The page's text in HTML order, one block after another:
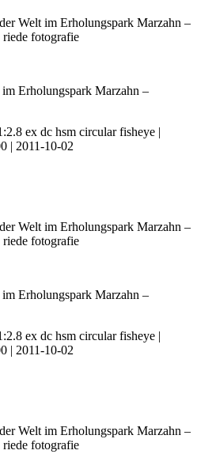
Erholungspark Marzahn –
ex dc hsm circular fisheye |
| 2011-10-02
Erholungspark Marzahn –
ex dc hsm circular fisheye |
| 2011-10-02